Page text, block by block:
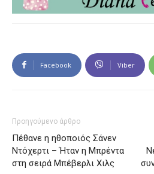
Facebook Viber
Προηγούμενο άρθρο
Πέθανε η ηθοποιός Σάνεν
Ντόχερτι – Ήταν η Μπρέντα
στη σειρά Μπέβερλι Χιλς